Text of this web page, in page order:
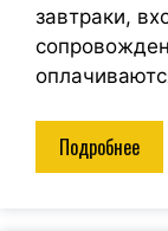
завтраки,
Подробнее